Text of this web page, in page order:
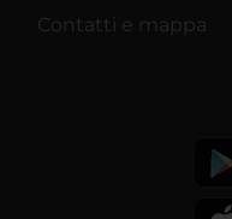
Contatti e mappa